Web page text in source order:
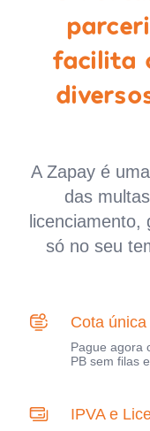
facilita
A Zapay é
das
só no seu
Cota
Pague agora
PB sem filas
IPVA e